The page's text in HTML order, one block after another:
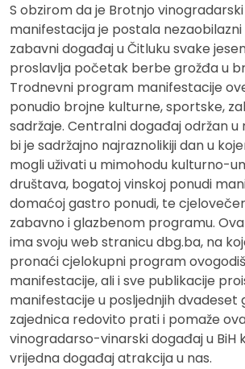
S obzirom da je Brotnjo
manifestacija je postala
zabavni događaj u Čitluku svake
proslavlja početak berbe grožđa u
Trodnevni program manifestacije
ponudio brojne kulturne, sportske,
sadržaje. Centralni događaj održan u
bi je sadržajno najraznolikiji dan u
mogli uživati u mimohodu kulturno-
društava, bogatoj vinskoj ponudi
domaćoj gastro ponudi, te
zabavno i glazbenom programu.
ima svoju web stranicu dbg.ba, na
pronaći cjelokupni program
manifestacije, ali i sve publikacije
manifestacije u posljednjih dvadeset
zajednica redovito prati i pomaže
vinogradarso-vinarski događaj u BiH
vrijedna događaj atrakcija u nas.